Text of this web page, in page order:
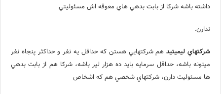
موزه ساعت کاخ توپکاپی استانبول
داشته باشه شركا از بابت بدهي هاي معوقه اش مسئوليتي
ندارن.
شركتهاي ليميتيدهم شركتهايي هستن كه حداقل يه نفر و حداكثر پنجاه نفر
ميتونه باشه، حداقل سرمايه بايد ده هزار لير باشه، شركا هم از بابت بدهي
ها مسئوليت دارن، شركتهاي شخصي هم كه اشخاص